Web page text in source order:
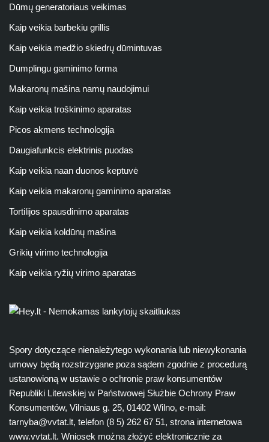
Dūmų generatoriaus veikimas
Kaip veikia barbekiu grillis
Kaip veikia medžio skiedrų dūmintuvas
Dumplingu gaminimo forma
Makaronų mašina namų naudojimui
Kaip veikia troškinimo aparatas
Picos akmens technologija
Daugiafunkcis elektrinis puodas
Kaip veikia naan duonos keptuvė
Kaip veikia makaronų gaminimo aparatas
Tortilijos spausdinimo aparatas
Kaip veikia koldūnų mašina
Grikių virimo technologija
Kaip veikia ryžių virimo aparatas
Spory dotyczące nienależytego wykonania lub niewykonania
umowy będą rozstrzygane poza sądem zgodnie z procedurą
ustanowioną w ustawie o ochronie praw konsumentów
Republiki Litewskiej w Państwowej Służbie Ochrony Praw
Konsumentów, Vilniaus g. 25, 01402 Wilno, e-mail:
tarnyba@vvtat.lt, telefon (8 5) 262 67 51, strona internetowa
www.vvtat.lt. Wniosek można złożyć elektronicznie za